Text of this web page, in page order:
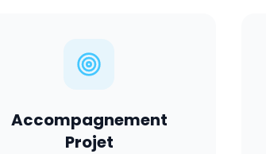
Accompagnement
Projet